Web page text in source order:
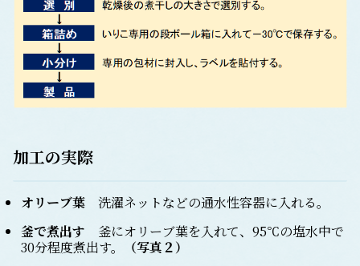
加工の実際
オリーブ葉 洗濯ネットなどの通水性容器に入れる。
釜で煮出す 釜にオリーブ葉を入れて、95℃の塩水中で
30分程度煮出す。
（写真２）